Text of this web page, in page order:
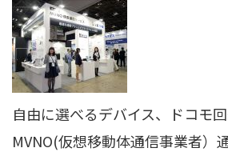
自由に選べるデバイス、ドコモ
MVNO(仮想移動体通信事業者）